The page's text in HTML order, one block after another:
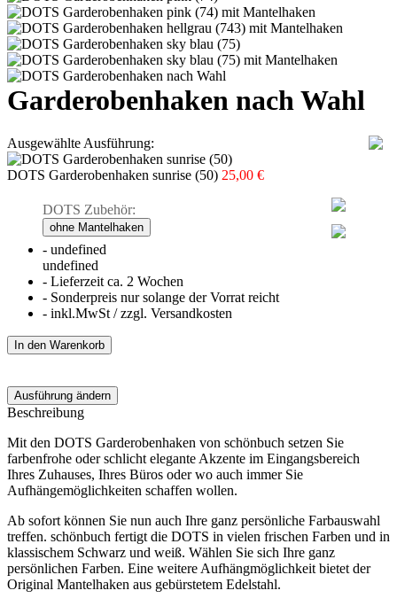
Garderobenhaken nach Wahl
Ausgewählte Ausführung:
DOTS Garderobenhaken sunrise (50)
DOTS Zubehör:
- undefined
undefined
- Lieferzeit ca. 2 Wochen
- Sonderpreis nur solange der Vorrat reicht
- inkl.MwSt / zzgl. Versandkosten
25,00 €
Ausführung ändern
Beschreibung
Mit den DOTS Garderobenhaken von schönbuch setzen Sie
farbenfrohe oder schlicht elegante Akzente im Eingangsbereich
Ihres Zuhauses, Ihres Büros oder wo auch immer Sie
Aufhängemöglichkeiten schaffen wollen.
Ab sofort können Sie nun auch Ihre ganz persönliche Farbauswahl
treffen. schönbuch fertigt die DOTS in vielen frischen Farben und in
klassischem Schwarz und weiß. Wählen Sie sich Ihre ganz
persönlichen Farben. Eine weitere Aufhängmöglichkeit bietet der
Original Mantelhaken aus gebürstetem Edelstahl.